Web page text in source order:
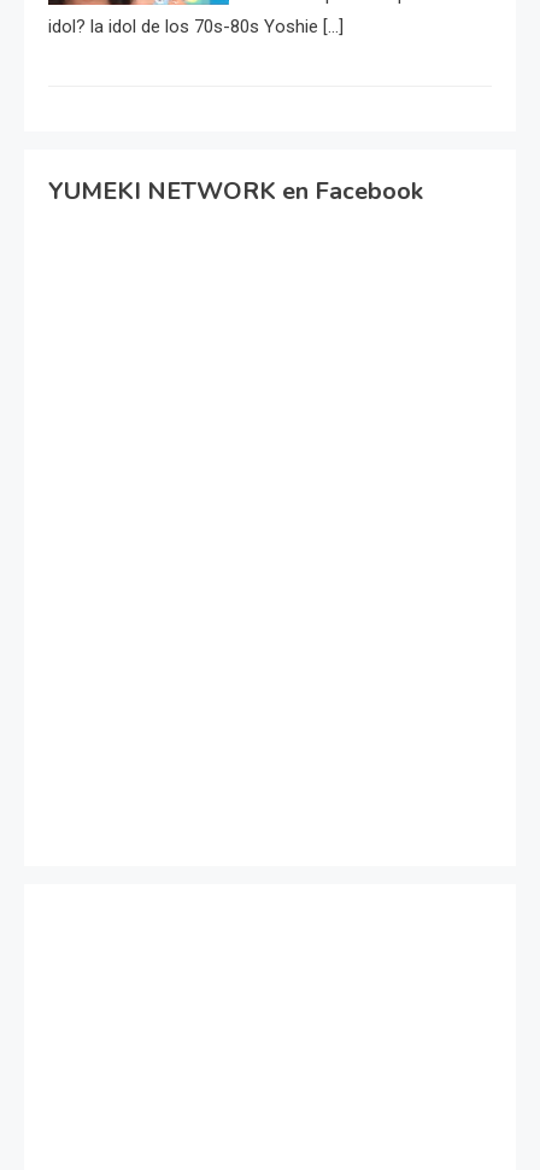
idol? la idol de los 70s-80s Yoshie […]
YUMEKI NETWORK en Facebook